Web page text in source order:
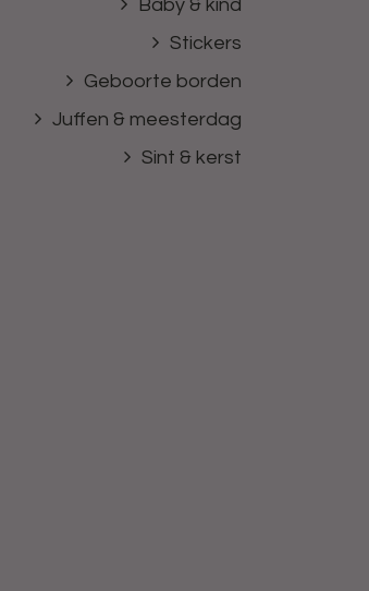
Baby & kind
Stickers
Geboorte borden
Juffen & meesterdag
Sint & kerst